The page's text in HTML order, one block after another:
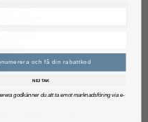
Classics (SSA)
och få din rabattkod
NEJ TAK
godkänner du att ta emot marknadsföring via e-